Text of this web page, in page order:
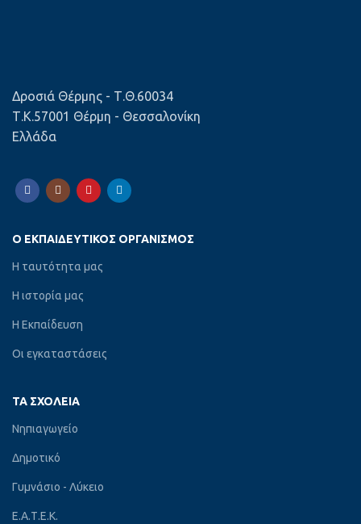
Δροσιά Θέρμης - Τ.Θ.60034
Τ.Κ.57001 Θέρμη - Θεσσαλονίκη
Ελλάδα
Ο ΕΚΠΑΙΔΕΥΤΙΚΌΣ ΟΡΓΑΝΙΣΜΌΣ
Η ταυτότητα μας
Η ιστορία μας
Η Εκπαίδευση
Οι εγκαταστάσεις
ΤΑ ΣΧΟΛΕΊΑ
Νηπιαγωγείο
Δημοτικό
Γυμνάσιο - Λύκειο
Ε.Α.Τ.Ε.Κ.